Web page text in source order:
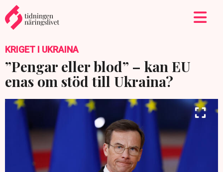
KRIGET I UKRAINA
”Pengar eller blod” – kan EU
enas om stöd till Ukraina?